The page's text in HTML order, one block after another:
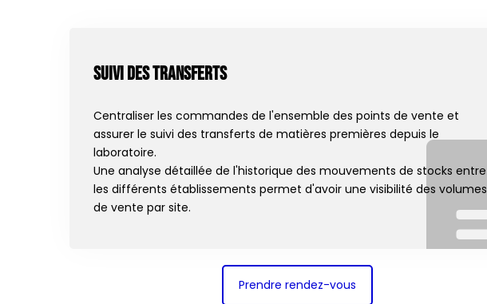
Suivi des transferts
Centraliser les commandes de l'ensemble des points de vente et
assurer le suivi des transferts de matières premières depuis le
laboratoire.
Une analyse détaillée de l'historique des mouvements de stocks entre
les différents établissements permet d'avoir une visibilité des volumes
de vente par site.
Prendre rendez-vous